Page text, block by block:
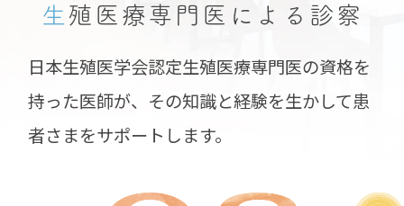
生 殖医療専門医による 診察
日本生殖医学会認定生殖医療専門医の資格を
持った医師が、その知識と経験を生かして患
者さまをサポートします。